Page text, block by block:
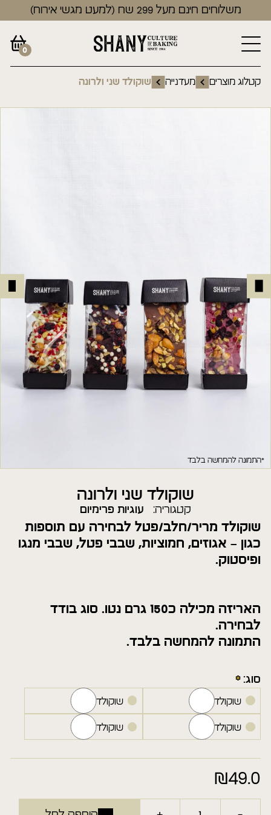
משלוחים חינם מעל 299 שח (למעט מגשי אירוח)
0
קטלוג מוצרים מעדנייה שוקולד שני ולרונה
*התמונה להמחשה בלבד
שוקולד שני ולרונה
קטגוריה: עוגיות פרימיום
שוקולד מריר/חלב/פטל לבחירה עם תוספות
כגון – אגוזים, חמוציות, שבבי פטל, שבבי מנגו
ופיסטוק.
האריזה מכילה כ150 גרם נטו. סוג בודד
לבחירה.
התמונה להמחשה בלבד.
סוג:
שוקולד מריר שוקולד חלב
שוקולד לבן שוקולד פטל
₪49.0